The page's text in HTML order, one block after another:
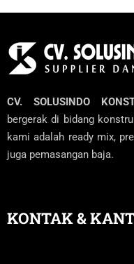
CV. SOLUSINDO
bergerak di bidang
kami adalah ready mix,
juga pemasangan baja.
KONTAK &